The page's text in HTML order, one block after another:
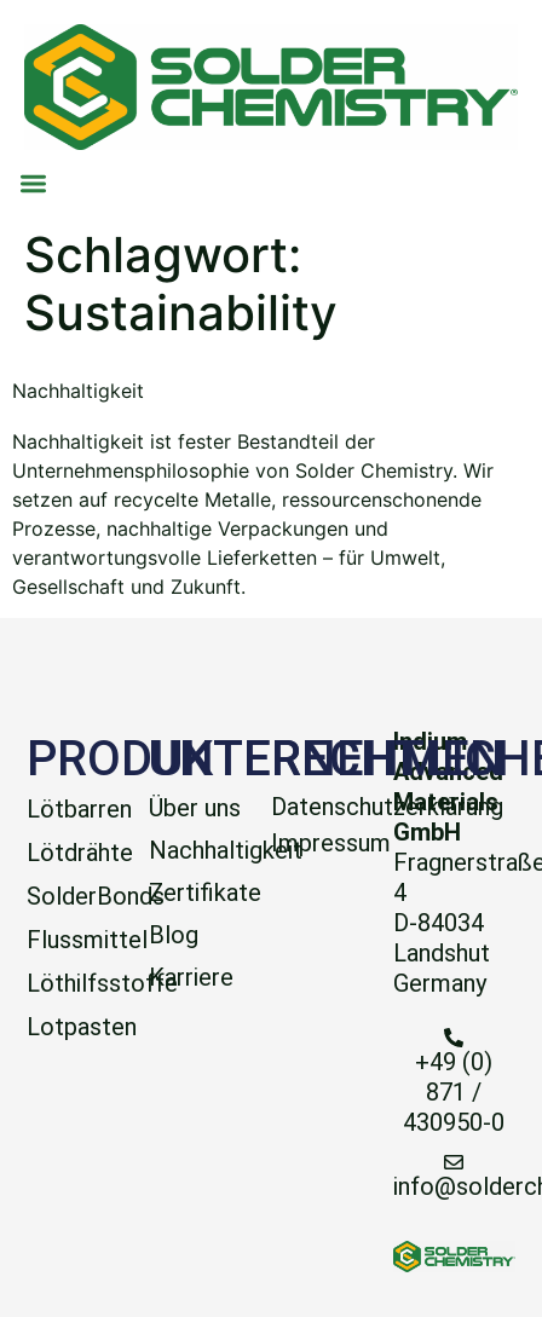
Schlagwort:
Sustainability
Nachhaltigkeit
Nachhaltigkeit ist fester Bestandteil der
Unternehmensphilosophie von Solder Chemistry. Wir
setzen auf recycelte Metalle, ressourcenschonende
Prozesse, nachhaltige Verpackungen und
verantwortungsvolle Lieferketten – für Umwelt,
Gesellschaft und Zukunft.
Indium
Advanced
Materials
GmbH
4
D-84034
Landshut
Germany
+49 (0)
871 /
430950-0
UNTERNEHMEN
Über uns
Nachhaltigkeit
Zertifikate
Blog
Karriere
PRODUKTE
Lötbarren
Lötdrähte
SolderBonds
Flussmittel
Löthilfsstoffe
Lotpasten
Datenschutzerklärung
Impressum